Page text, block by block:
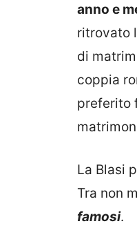
anno e
ritrovato
di
coppia
preferito
La Blasi
Tra non
famosi.